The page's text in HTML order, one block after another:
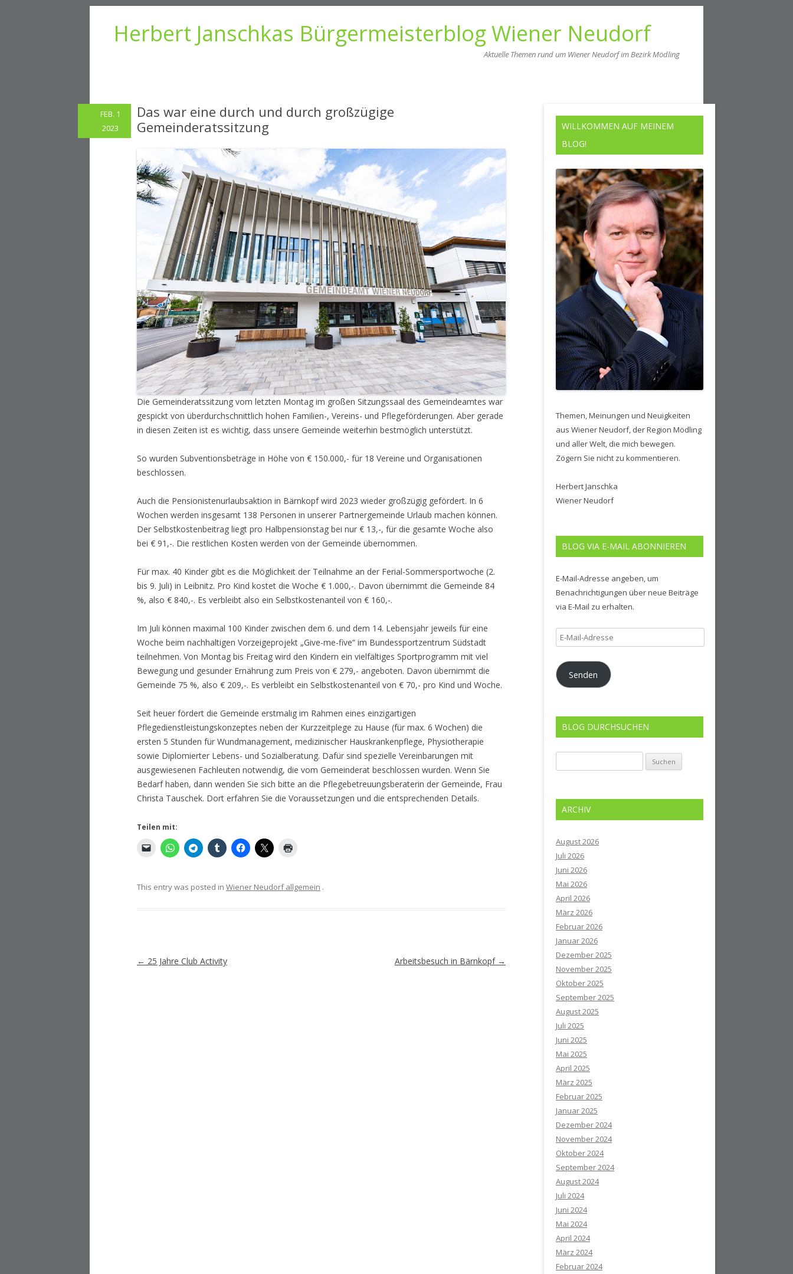
Herbert Janschkas Bürgermeisterblog Wiener Neudorf
Aktuelle Themen rund um Wiener Neudorf im Bezirk Mödling
Das war eine durch und durch großzügige
Gemeinderatssitzung
Die Gemeinderatssitzung vom letzten Montag im großen Sitzungssaal des Gemeindeamtes war
gespickt von überdurchschnittlich hohen Familien-, Vereins- und Pflegeförderungen. Aber gerade
in diesen Zeiten ist es wichtig, dass unsere Gemeinde weiterhin bestmöglich unterstützt.
So wurden Subventionsbeträge in Höhe von € 150.000,- für 18 Vereine und Organisationen
beschlossen.
Auch die Pensionistenurlaubsaktion in Bärnkopf wird 2023 wieder großzügig gefördert. In 6
Wochen werden insgesamt 138 Personen in unserer Partnergemeinde Urlaub machen können.
Der Selbstkostenbeitrag liegt pro Halbpensionstag bei nur € 13,-, für die gesamte Woche also
bei € 91,-. Die restlichen Kosten werden von der Gemeinde übernommen.
Für max. 40 Kinder gibt es die Möglichkeit der Teilnahme an der Ferial-Sommersportwoche (2.
bis 9. Juli) in Leibnitz. Pro Kind kostet die Woche € 1.000,-. Davon übernimmt die Gemeinde 84
%, also € 840,-. Es verbleibt also ein Selbstkostenanteil von € 160,-.
Im Juli können maximal 100 Kinder zwischen dem 6. und dem 14. Lebensjahr jeweils für eine
Woche beim nachhaltigen Vorzeigeprojekt „Give-me-five“ im Bundessportzentrum Südstadt
teilnehmen. Von Montag bis Freitag wird den Kindern ein vielfältiges Sportprogramm mit viel
Bewegung und gesunder Ernährung zum Preis von € 279,- angeboten. Davon übernimmt die
Gemeinde 75 %, also € 209,-. Es verbleibt ein Selbstkostenanteil von € 70,- pro Kind und Woche.
Seit heuer fördert die Gemeinde erstmalig im Rahmen eines einzigartigen
Pflegedienstleistungskonzeptes neben der Kurzzeitplege zu Hause (für max. 6 Wochen) die
ersten 5 Stunden für Wundmanagement, medizinischer Hauskrankenpflege, Physiotherapie
sowie Diplomierter Lebens- und Sozialberatung. Dafür sind spezielle Vereinbarungen mit
ausgewiesenen Fachleuten notwendig, die vom Gemeinderat beschlossen wurden. Wenn Sie
Bedarf haben, dann wenden Sie sich bitte an die Pflegebetreuungsberaterin der Gemeinde, Frau
Christa Tauschek. Dort erfahren Sie die Voraussetzungen und die entsprechenden Details.
Teilen mit:
This entry was posted in Wiener Neudorf allgemein .
FEB. 1
2023
Artikel-
← 25 Jahre Club Activity Arbeitsbesuch in Bärnkopf →
WILLKOMMEN AUF MEINEM
BLOG!
Themen, Meinungen und Neuigkeiten
aus Wiener Neudorf, der Region Mödling
und aller Welt, die mich bewegen.
Zögern Sie nicht zu kommentieren.
Herbert Janschka
Wiener Neudorf
BLOG VIA E-MAIL ABONNIEREN
E-Mail-Adresse angeben, um
Benachrichtigungen über neue Beiträge
via E-Mail zu erhalten.
E-
Mail-
Adresse
Senden
BLOG DURCHSUCHEN
nach:
ARCHIV
August 2026
Juli 2026
Juni 2026
Mai 2026
April 2026
März 2026
Februar 2026
Januar 2026
Dezember 2025
November 2025
Oktober 2025
September 2025
August 2025
Juli 2025
Juni 2025
Mai 2025
April 2025
März 2025
Februar 2025
Januar 2025
Dezember 2024
November 2024
Oktober 2024
September 2024
August 2024
Juli 2024
Juni 2024
Mai 2024
April 2024
März 2024
Februar 2024